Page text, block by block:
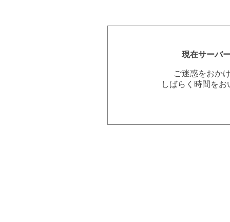
現在サーバ
ご迷惑をおか
しばらく時間を